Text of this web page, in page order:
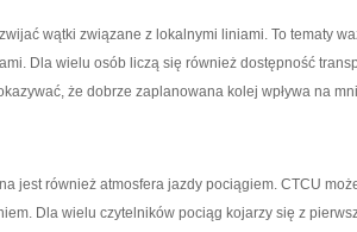
wątki związane z lokalnymi liniami. To tematy
Dla wielu osób liczą się również dostępność
że dobrze zaplanowana kolej wpływa na
jest również atmosfera jazdy pociągiem. CTCU
Dla wielu czytelników pociąg kojarzy się z